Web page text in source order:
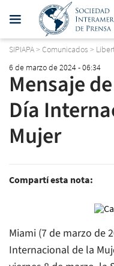
SIPIAPA> Comunicados >
6 de marzo de 2024 - 06:34
Mensaje
Día
Mujer
Compartí esta nota:
Miami (7 de marzo de
Internacional de la